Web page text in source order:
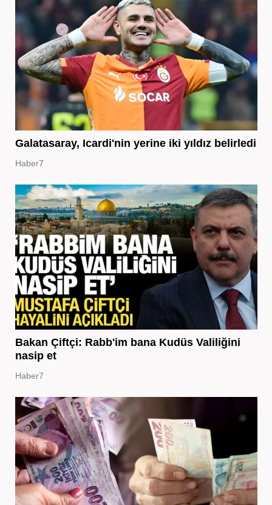
Galatasaray, Icardi'nin yerine iki yıldız belirledi
Haber7
Bakan Çiftçi: Rabb'im bana Kudüs Valiliğini
nasip et
Haber7